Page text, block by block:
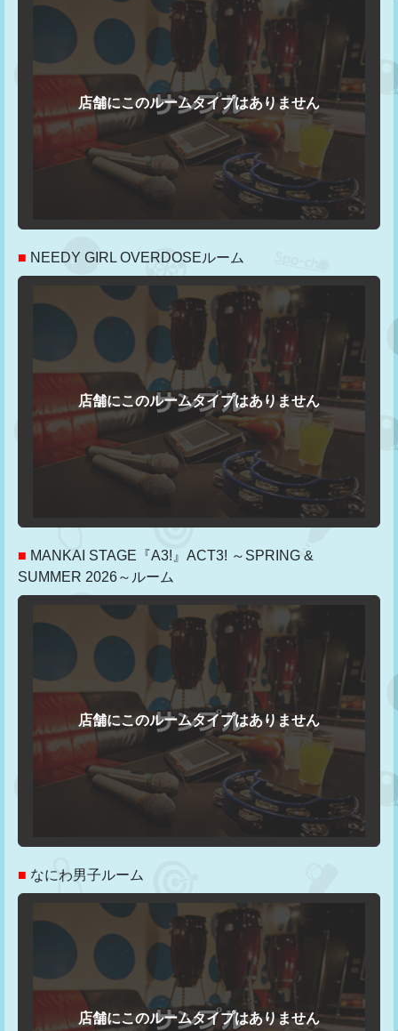
■ NEEDY GIRL OVERDOSEルーム
■ MANKAI STAGE『A3!』ACT3! ～SPRING &
SUMMER 2026～ルーム
■ なにわ男子ルーム